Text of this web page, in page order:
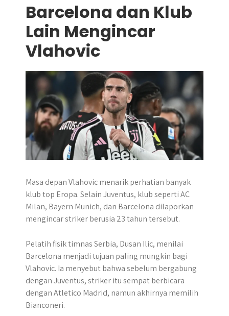
Barcelona dan Klub
Lain Mengincar
Vlahovic
Masa depan Vlahovic menarik perhatian banyak
klub top Eropa. Selain Juventus, klub seperti AC
Milan, Bayern Munich, dan Barcelona dilaporkan
mengincar striker berusia 23 tahun tersebut.
Pelatih fisik timnas Serbia, Dusan Ilic, menilai
Barcelona menjadi tujuan paling mungkin bagi
Vlahovic. Ia menyebut bahwa sebelum bergabung
dengan Juventus, striker itu sempat berbicara
dengan Atletico Madrid, namun akhirnya memilih
Bianconeri.